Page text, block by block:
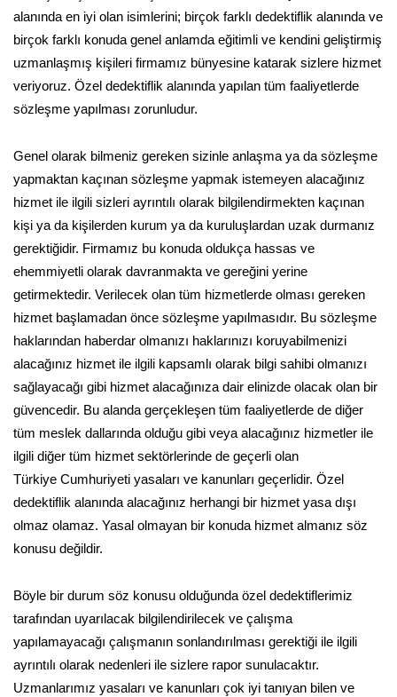
alanında en iyi olan isimlerini; birçok farklı dedektiflik alanında ve
birçok farklı konuda genel anlamda eğitimli ve kendini geliştirmiş
uzmanlaşmış kişileri firmamız bünyesine katarak sizlere hizmet
veriyoruz. Özel dedektiflik alanında yapılan tüm faaliyetlerde
sözleşme yapılması zorunludur.
Genel olarak bilmeniz gereken sizinle anlaşma ya da sözleşme
yapmaktan kaçınan sözleşme yapmak istemeyen alacağınız
hizmet ile ilgili sizleri ayrıntılı olarak bilgilendirmekten kaçınan
kişi ya da kişilerden kurum ya da kuruluşlardan uzak durmanız
gerektiğidir. Firmamız bu konuda oldukça hassas ve
ehemmiyetli olarak davranmakta ve gereğini yerine
getirmektedir. Verilecek olan tüm hizmetlerde olması gereken
hizmet başlamadan önce sözleşme yapılmasıdır. Bu sözleşme
haklarından haberdar olmanızı haklarınızı koruyabilmenizi
alacağınız hizmet ile ilgili kapsamlı olarak bilgi sahibi olmanızı
sağlayacağı gibi hizmet alacağınıza dair elinizde olacak olan bir
güvencedir. Bu alanda gerçekleşen tüm faaliyetlerde de diğer
tüm meslek dallarında olduğu gibi veya alacağınız hizmetler ile
ilgili diğer tüm hizmet sektörlerinde de geçerli olan
Türkiye Cumhuriyeti yasaları ve kanunları geçerlidir. Özel
dedektiflik alanında alacağınız herhangi bir hizmet yasa dışı
olmaz olamaz. Yasal olmayan bir konuda hizmet almanız söz
konusu değildir.
Böyle bir durum söz konusu olduğunda özel dedektiflerimiz
tarafından uyarılacak bilgilendirilecek ve çalışma
yapılamayacağı çalışmanın sonlandırılması gerektiği ile ilgili
ayrıntılı olarak nedenleri ile sizlere rapor sunulacaktır.
Uzmanlarımız yasaları ve kanunları çok iyi tanıyan bilen ve